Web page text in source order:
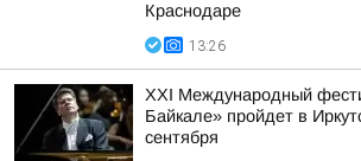
Краснодаре
13:26
XXI Международный
Байкале» пройдет в
сентября